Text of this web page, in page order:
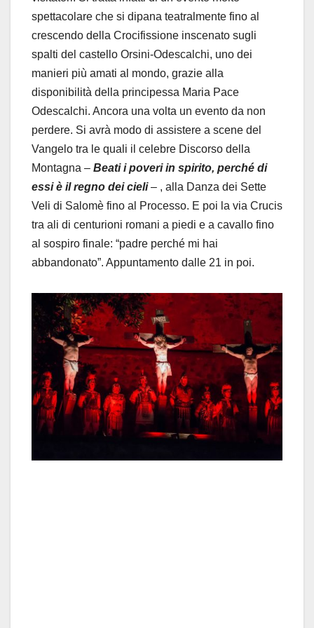
spettacolare che si dipana teatralmente fino al
crescendo della Crocifissione inscenato sugli
spalti del castello Orsini-Odescalchi, uno dei
manieri più amati al mondo, grazie alla
disponibilità della principessa Maria Pace
Odescalchi. Ancora una volta un evento da non
perdere. Si avrà modo di assistere a scene del
Vangelo tra le quali il celebre Discorso della
Montagna – Beati i poveri in spirito, perché di
essi è il regno dei cieli– , alla Danza dei Sette
Veli di Salomè fino al Processo. E poi la via Crucis
tra ali di centurioni romani a piedi e a cavallo fino
al sospiro finale: “padre perché mi hai
abbandonato”. Appuntamento dalle 21 in poi.